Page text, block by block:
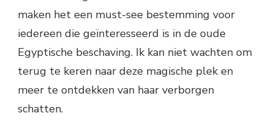
maken het een must-see bestemming voor
iedereen die geïnteresseerd is in de oude
Egyptische beschaving. Ik kan niet wachten om
terug te keren naar deze magische plek en
meer te ontdekken van haar verborgen
schatten.